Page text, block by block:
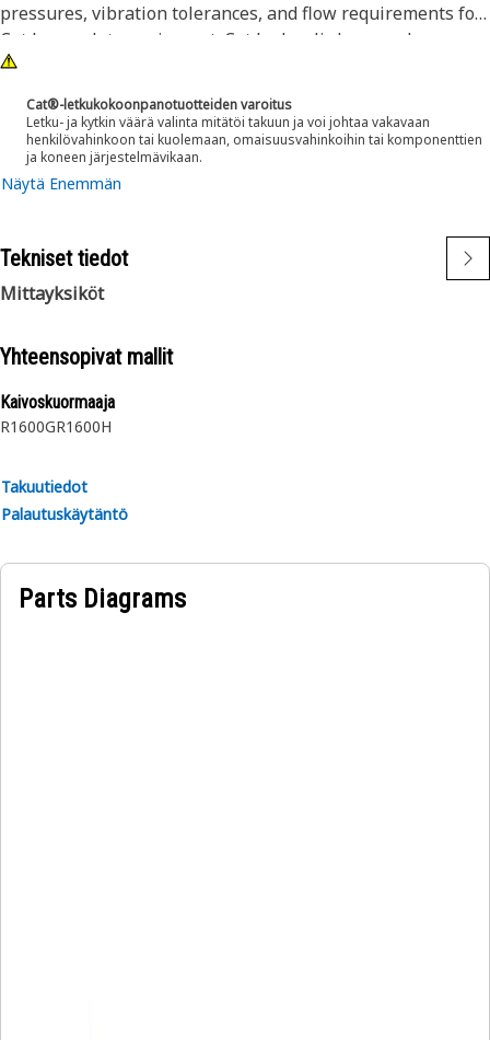
pressures, vibration tolerances, and flow requirements for
Cat heavy-duty equipment. Cat hydraulic hose and
couplings are subjected to the most rigorous testing
processes in the industry. Every Cat hose and coupling
combination is tested as a system to ensure a perfect fit
that yields maximum safety and dependability.
Cat®-letkukokoonpanotuotteiden varoitus
Letku- ja kytkin väärä valinta mitätöi takuun ja voi johtaa vakavaan
henkilövahinkoon tai kuolemaan, omaisuusvahinkoihin tai komponenttien
ja koneen järjestelmävikaan.
Näytä Enemmän
Tekniset tiedot
Mittayksiköt
Yhteensopivat mallit
Kaivoskuormaaja
R1600GR1600H
Takuutiedot
Palautuskäytäntö
Parts Diagrams